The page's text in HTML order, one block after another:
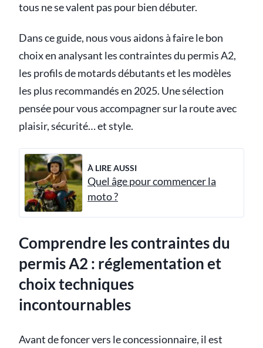
tous ne se valent pas pour bien débuter.
Dans ce guide, nous vous aidons à faire le bon
choix en analysant les contraintes du permis A2,
les profils de motards débutants et les modèles
les plus recommandés en 2025. Une sélection
pensée pour vous accompagner sur la route avec
plaisir, sécurité… et style.
À LIRE AUSSI
Quel âge pour commencer la
moto ?
Comprendre les contraintes du
permis A2 : réglementation et
choix techniques
incontournables
Avant de foncer vers le concessionnaire, il est